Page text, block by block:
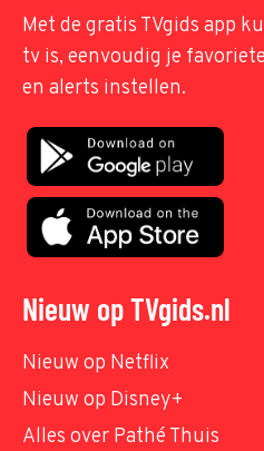
Met de gratis TVgids app
tv is, eenvoudig je
en alerts instellen.
Nieuw op TVgids.nl
Nieuw op Netflix
Nieuw op Disney+
Alles over Pathé Thuis